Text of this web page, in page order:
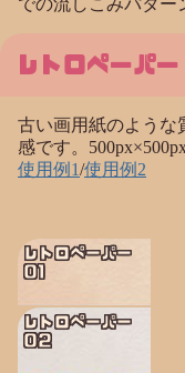
での流しこみパター
レトロペーパー
古い画用紙のような
感です。
使用例1/使用例2
レトロペーパー
01
レトロペーパー
02